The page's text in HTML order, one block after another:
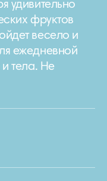
удивительно
фруктов
весело и
ежедневной
тела. Не